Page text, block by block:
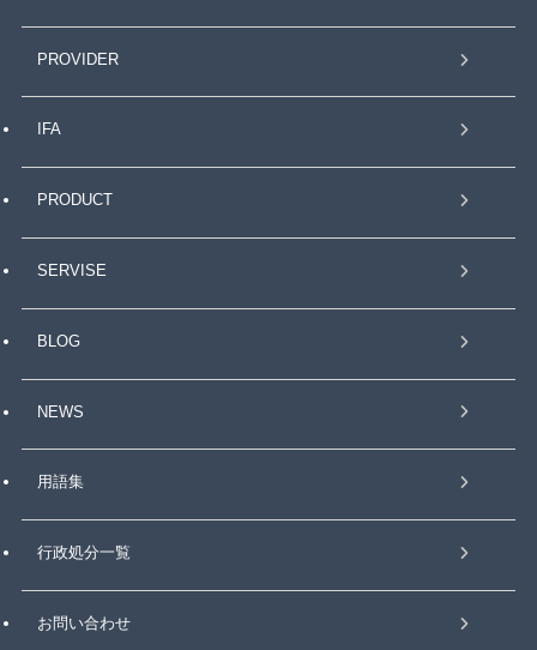
PROVIDER
IFA
PRODUCT
SERVISE
BLOG
NEWS
用語集
行政処分一覧
お問い合わせ